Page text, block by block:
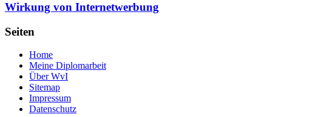
Wirkung von Internetwerbung
Seiten
Home
Meine Diplomarbeit
Über WvI
Sitemap
Impressum
Datenschutz